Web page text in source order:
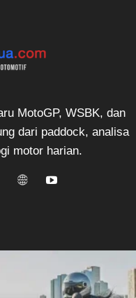
MotoGP, WSBK, dan
dari paddock, analisa
motor harian.